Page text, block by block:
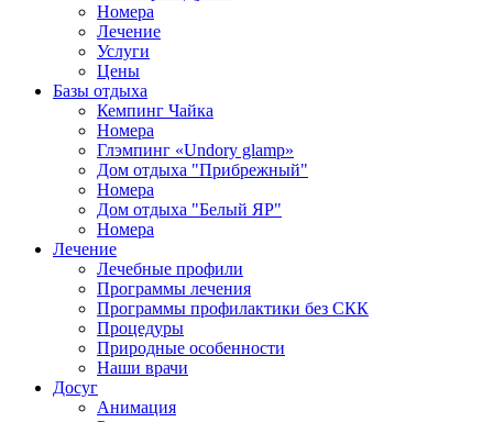
Номера
Лечение
Услуги
Цены
Базы отдыха
Кемпинг Чайка
Номера
Глэмпинг «Undory glamp»
Дом отдыха "Прибрежный"
Номера
Дом отдыха "Белый ЯР"
Номера
Лечение
Лечебные профили
Программы лечения
Программы профилактики без СКК
Процедуры
Природные особенности
Наши врачи
Досуг
Анимация